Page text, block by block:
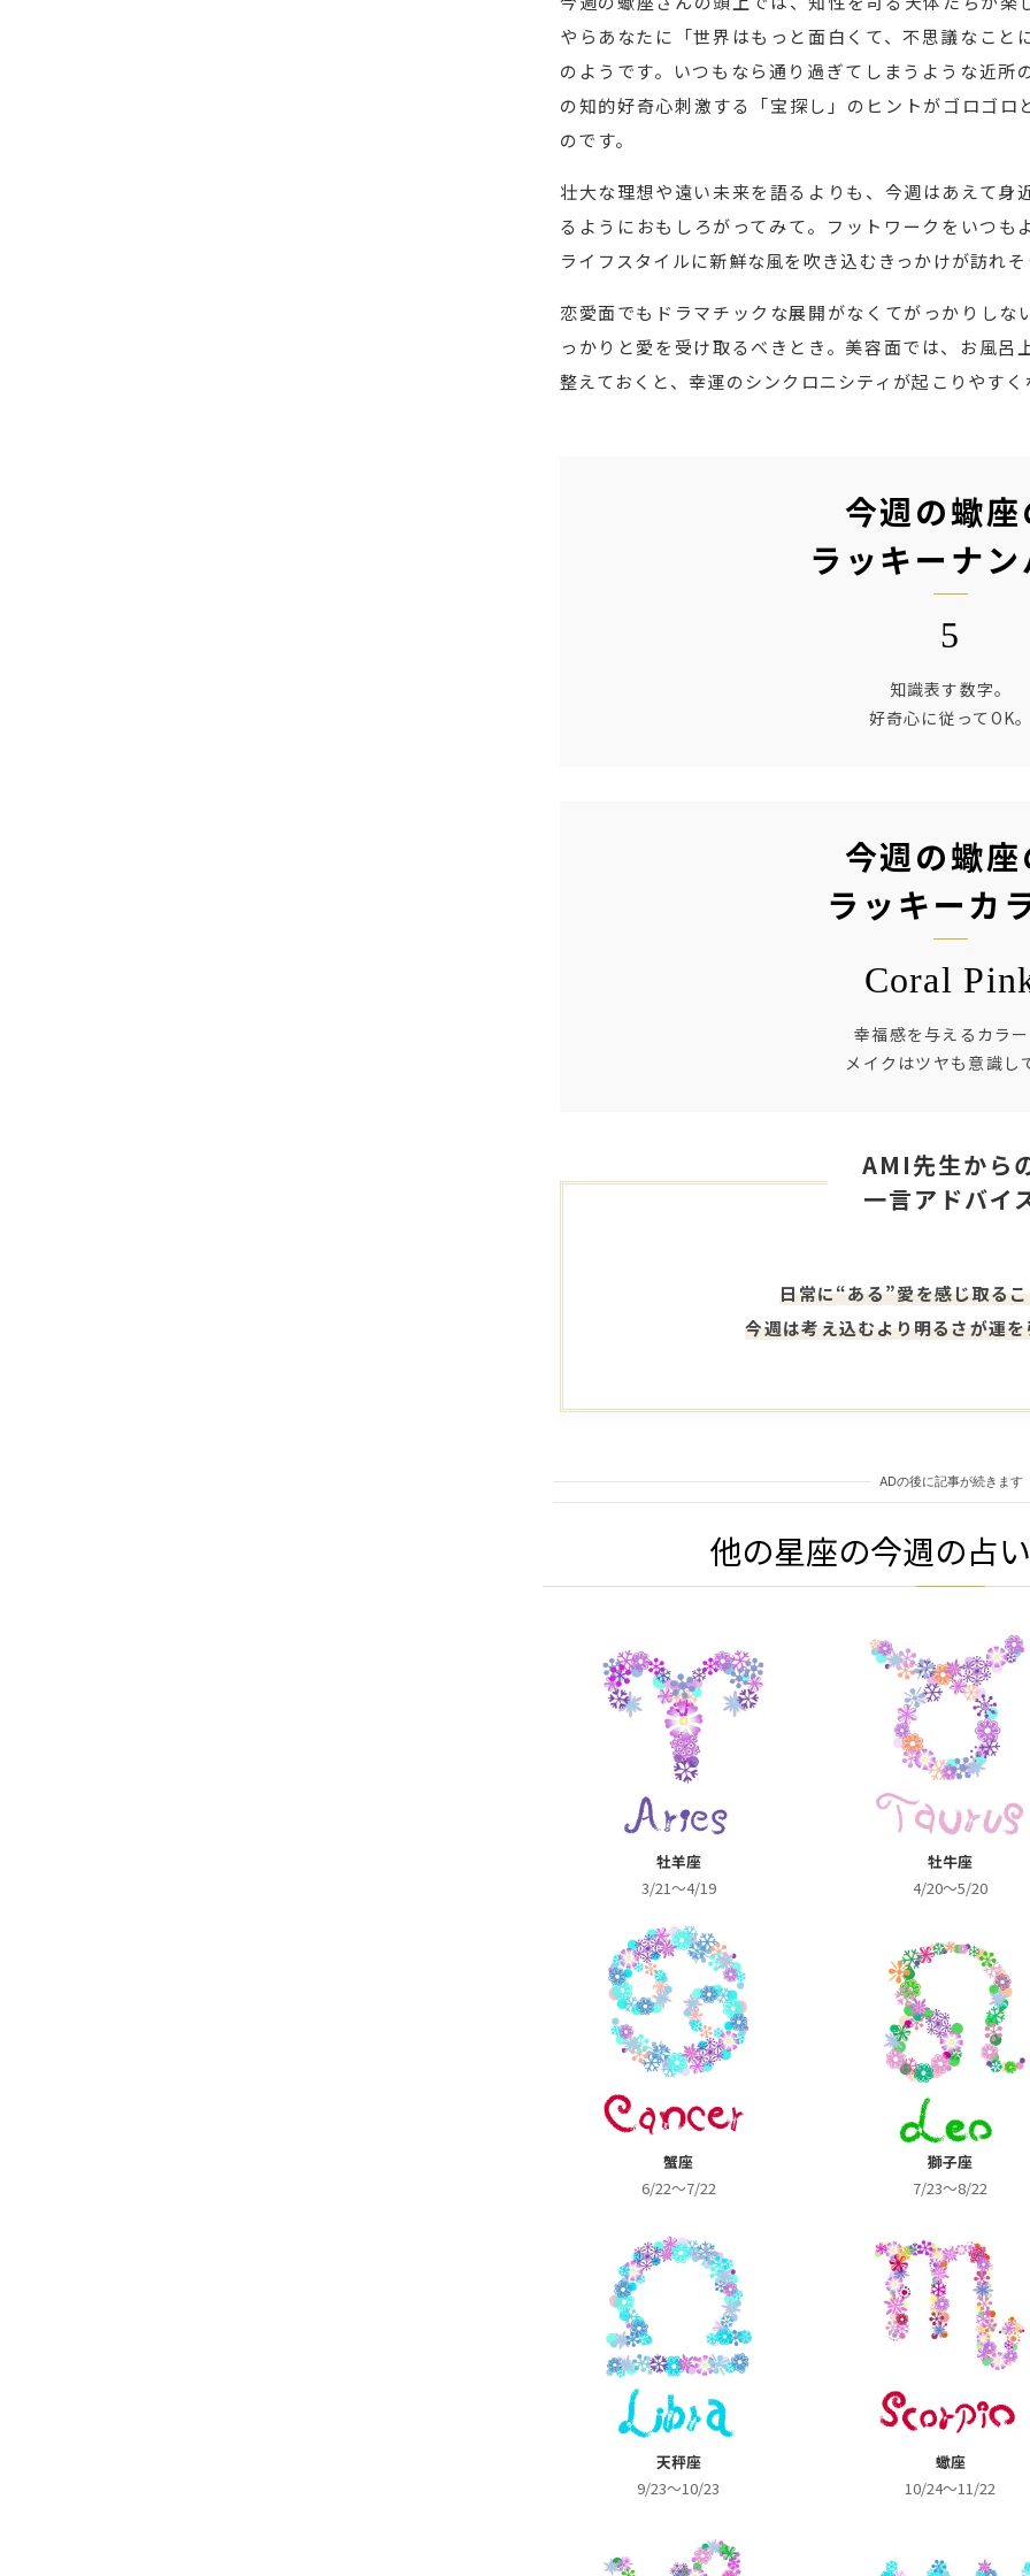
やらあなたに「世界はもっと面白くて、不思議なこと
のようです。いつもなら通り過ぎてしまうような近所
の知的好奇心刺激する「宝探し」のヒントがゴロゴロ
のです。
壮大な理想や遠い未来を語るよりも、今週はあえて身
るようにおもしろがってみて。フットワークをいつも
ライフスタイルに新鮮な風を吹き込むきっかけが訪れそ
恋愛面でもドラマチックな展開がなくてがっかりしな
っかりと愛を受け取るべきとき。美容面では、お風呂
整えておくと、幸運のシンクロニシティが起こりやすく
今週の蠍座
ラッキーナン
5
知識表す数字。
好奇心に従ってOK。
今週の蠍座
ラッキーカ
Coral
幸福感を与えるカラー
メイクはツヤも意識し
AMI先生から
一言アドバイ
日常に“ある”愛を感じ取る
今週は考え込むより明るさが運
ADの後に記事が続きます
他の星座の今週の占
牡羊座
3/21～4/19
牡牛座
4/20～5/20
蟹座
6/22～7/22
獅子座
7/23～8/22
天秤座
9/23～10/23
蠍座
10/24～11/22